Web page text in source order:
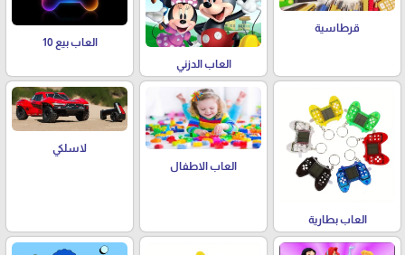
قرطاسية
العاب الدزني
العاب بيع 10
العاب بطارية
العاب الاطفال
لاسلكي